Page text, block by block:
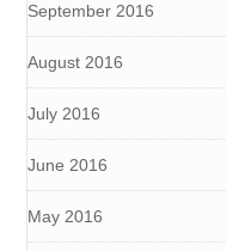
September 2016
August 2016
July 2016
June 2016
May 2016